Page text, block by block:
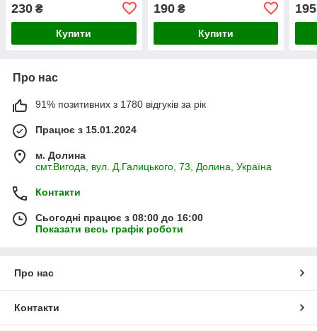
230 ₴
Купити
190₴
Купити
195
Про нас
91% позитивних з 1780 відгуків за рік
Працює з 15.01.2024
м. Долина
смт.Вигода, вул. Д.Галицького, 73, Долина, Україна
Контакти
Сьогодні працює з 08:00 до 16:00
Показати весь графік роботи
Про нас
Контакти